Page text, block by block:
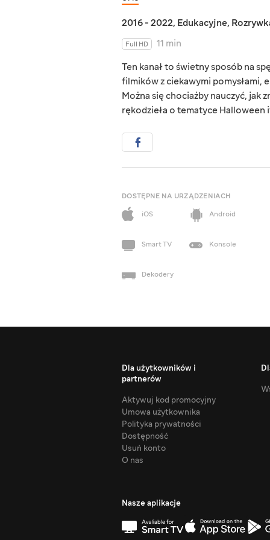
2016 - 2022, Edukacyjne,
Full HD
11 min
Ten kanał to świetny sposób na
filmików z ciekawymi pomysłami,
Można się chociażby nauczyć, jak
rękodzieła o tematyce Halloween
DOSTĘPNE NA URZĄDZENIACH
iOS
Android
Smart TV Konsole
Dekodery
Dla użytkowników i
partnerów
Aktywuj kod promocyjny
Umowa użytkownika
Polityka prywatności
Dostępność
Usuń konto
O nas
Nasze aplikacje